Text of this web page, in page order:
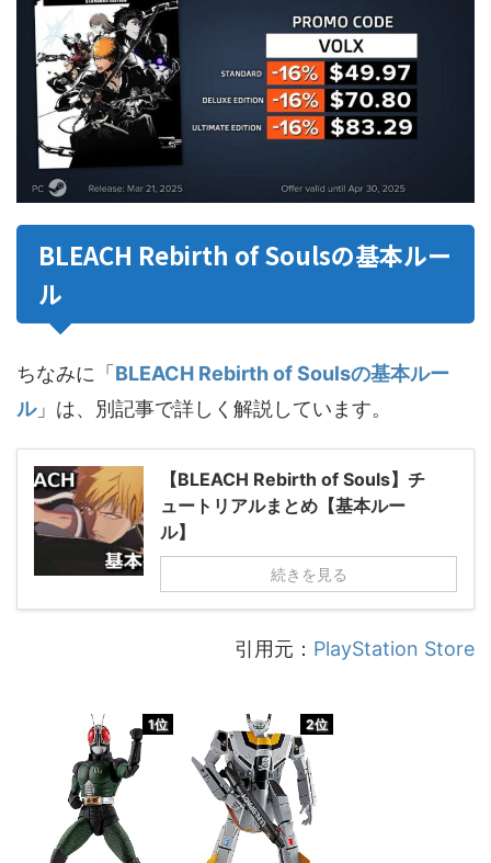
BLEACH Rebirth of Soulsの基本ルー
ル
ちなみに「 BLEACH Rebirth of Soulsの基本ルー
ル」は、別記事で詳しく解説しています。
【BLEACH Rebirth of Souls】チ
ュートリアルまとめ【基本ルー
ル】
続きを見る
引用元： PlayStation Store
1位 2位